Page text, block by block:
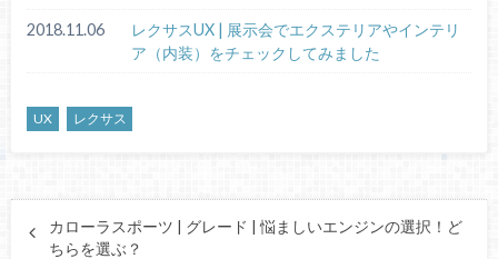
2018.11.06
レクサスUX | 展示会でエクステリアやインテリ
ア（内装）をチェックしてみました
UX レクサス
カローラスポーツ | グレード | 悩ましいエンジンの選択！ど
ちらを選ぶ？